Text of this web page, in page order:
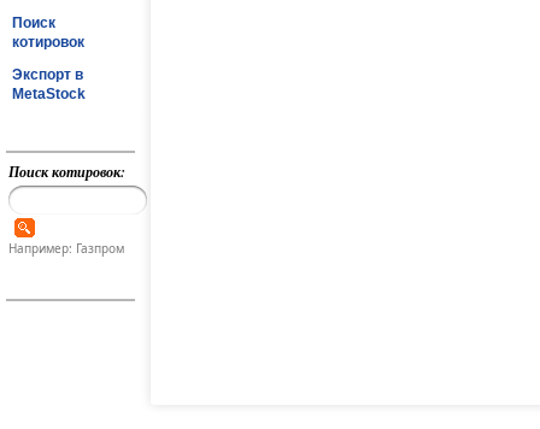
Поиск
котировок
Экспорт в
MetaStock
Поиск котировок:
Например: Газпром